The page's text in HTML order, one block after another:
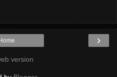
›
Home
version